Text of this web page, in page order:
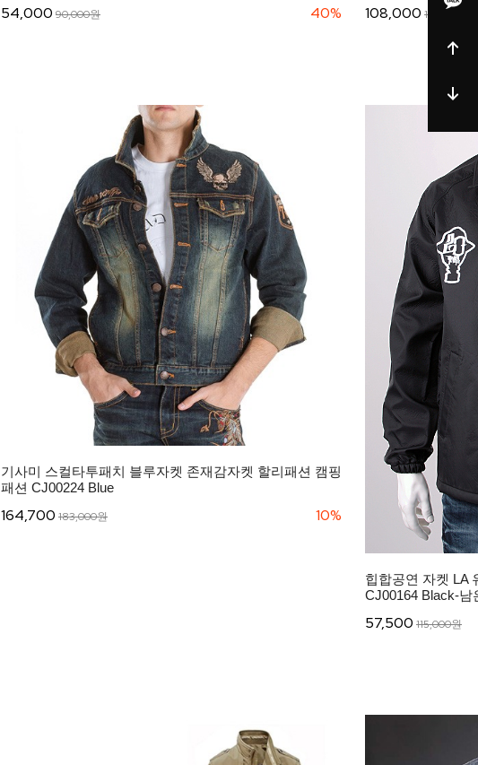
54,000 90,000원 40% 108,000 120,000원
기사미 스컬타투패치 블루자켓 존재감자켓 할리패션 캠핑
패션 CJ00224 Blue
164,700 183,000원 10%
힙합공연 자켓 LA
CJ00164 Black-남
57,500 115,000원